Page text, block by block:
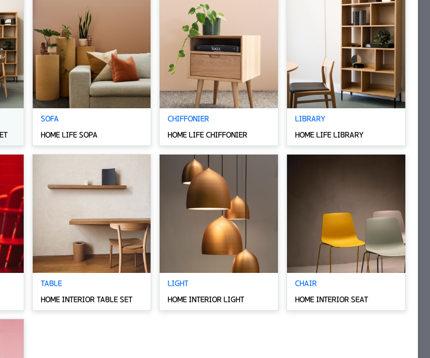
SOFA
HOME LIFE SOPA
CHIFFONIER
HOME LIFE CHIFFONIER
LIBRARY
HOME LIFE LIBRARY
TABLE
HOME INTERIOR TABLE SET
LIGHT
HOME INTERIOR LIGHT
CHAIR
HOME INTERIOR SEAT